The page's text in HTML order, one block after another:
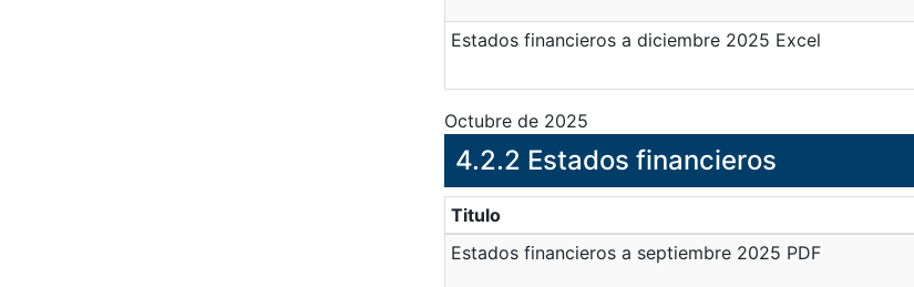
Estados financieros a diciembre 2025 Excel
Octubre de 2025
4.2.2 Estados financieros
Titulo
Estados financieros a septiembre 2025 PDF